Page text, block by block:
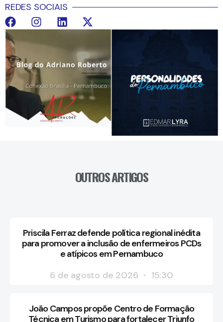
REDES SOCIAIS
OUTROS ARTIGOS
Priscila Ferraz defende política regional inédita
para promover a inclusão de enfermeiros PCDs
e atípicos em Pernambuco
6 de agosto de 2026
15:30
João Campos propõe Centro de Formação
Técnica em Turismo para fortalecer Triunfo